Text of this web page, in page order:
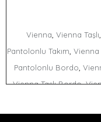
Vienna, Vienna Taşlı,
Pantolonlu Takım, Vienna
Pantolonlu Bordo,
Vienna Taşlı Bordo,
Takım, Vienna Takım